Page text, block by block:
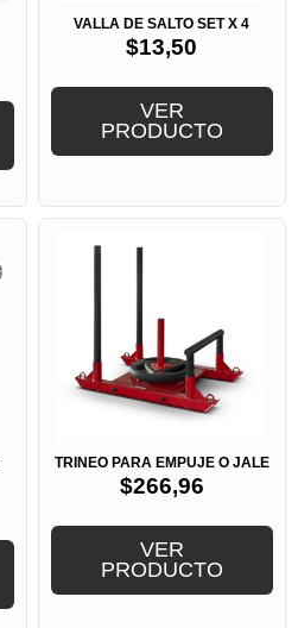
VALLA DE SALTO SET X 4
$13,50
VER
PRODUCTO
TRINEO PARA EMPUJE O JALE
$266,96
VER
PRODUCTO